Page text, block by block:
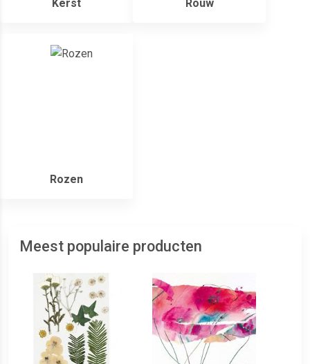
Kerst Rouw
Rozen
Meest populaire producten